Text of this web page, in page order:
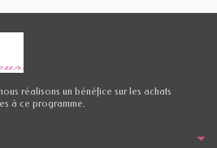
réalisons un bénéfice sur les achats
à ce programme.